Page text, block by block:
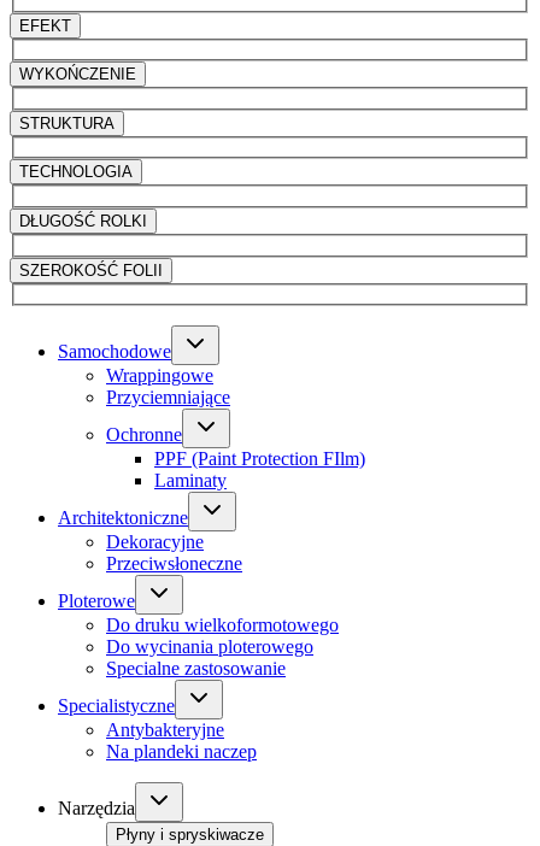
EFEKT
WYKOŃCZENIE
STRUKTURA
TECHNOLOGIA
DŁUGOŚĆ ROLKI
SZEROKOŚĆ FOLII
Samochodowe
Wrappingowe
Przyciemniające
Ochronne
PPF (Paint Protection FIlm)
Laminaty
Architektoniczne
Dekoracyjne
Przeciwsłoneczne
Ploterowe
Do druku wielkoformotowego
Do wycinania ploterowego
Specialne zastosowanie
Specialistyczne
Antybakteryjne
Na plandeki naczep
Narzędzia
Płyny i spryskiwacze